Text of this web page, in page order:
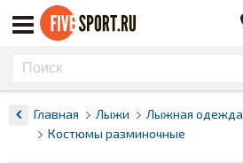
Главная Лыжи
Лыжная одежда
Костюмы разминочные